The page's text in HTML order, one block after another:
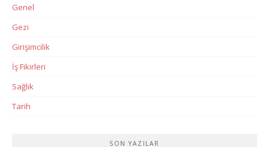
Genel
Gezi
Girişimcilik
İş Fikirleri
Sağlık
Tarih
SON YAZILAR